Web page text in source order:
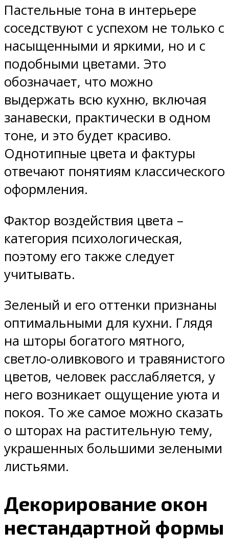
Пастельные тона в интерьере
соседствуют с успехом не только с
насыщенными и яркими, но и с
подобными цветами. Это
обозначает, что можно
выдержать всю кухню, включая
занавески, практически в одном
тоне, и это будет красиво.
Однотипные цвета и фактуры
отвечают понятиям классического
оформления.
Фактор воздействия цвета –
категория психологическая,
поэтому его также следует
учитывать.
Зеленый и его оттенки признаны
оптимальными для кухни. Глядя
на шторы богатого мятного,
светло-оливкового и травянистого
цветов, человек расслабляется, у
него возникает ощущение уюта и
покоя. То же самое можно сказать
о шторах на растительную тему,
украшенных большими зелеными
листьями.
Декорирование окон
нестандартной формы